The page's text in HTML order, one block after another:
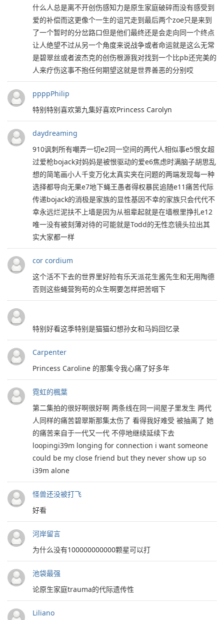
什么人总是离不开创伤感知力是原生家庭破碎而没有感受到
爱的补偿而这更像个一生的诅咒走到最后两个zoe只是来到
了一个暂时的分岔路口但是他们最终还是会走向同一个终点
让人绝望不过从另一个角度来说战争或者命运就是这么无常
是碧翠丝或者波杰克的创伤根源我对找到一个比pb还完美的
人来疗伤这事不抱任何期望这就是世界善恶的分别哎
ppppPhilip
特别特别喜欢第九集好喜欢Princess Carolyn
daydreaming
910讽刺所有嘲弄一切e2同一空间的两代人相似事e5恨女超
过爱枪bojack对妈妈是被恨驱动的爱e6焦虑时满脑子胡思乱
想的简笔画小人千变万化太真实夹在问题的两端发现每一种
选择都导向无果e7地下蝇王愚者得权暴民追随e11痛苦代际
传递bojack的消极是家族的显性基因不幸的家族只会代代不
幸永远烂泥扶不上墙是因为从祖辈起就是在墙根里挣扎e12
唯一没有被刻薄对待的可能就是Todd的无性恋镜头拉出其
实大家都一样
cor cordium
这个活不下去的世界里好险有乐天派花生酱先生和无用陶德
否则这些蝇营狗苟的众生啊要怎样把苦咽下
特别好看这季特别是猫猫幻想孙女和马妈回忆录
Carpenter
Princess Caroline 的那集令我心痛了好多年
霓虹的楓葉
第二集拍的很好啊很好啊 两条线在同一间屋子里发生 两代
人同样的痛苦碧翠斯那集太伤了 看得我好难受 被抽离了 她
的痛苦来自于一代又一代 不停地继续延续下去
loopingi39m longing for connection i want someone
could be my close friend but they never show up so
i39m alone
怪兽还没被打飞
好看
河岸留言
为什么没有100000000000颗星可以打
池袋最强
论原生家庭trauma的代际遗传性
Liliano